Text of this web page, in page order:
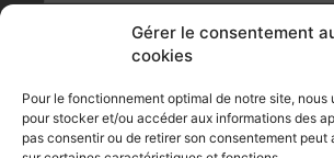
Gérer le consentement
cookies
Pour le fonctionnement optimal de notre site, nous
pour stocker et/ou accéder aux informations des
pas consentir ou de retirer son consentement